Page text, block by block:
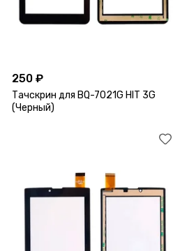
250 ₽
Тачскрин для BQ-7021G HIT 3G
(Черный)